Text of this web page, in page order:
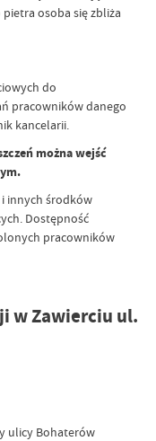
osoba się zbliża
do
pracowników danego
kancelarii.
można wejść
innych środków
Dostępność
pracowników
Zawierciu ul.
ulicy Bohaterów